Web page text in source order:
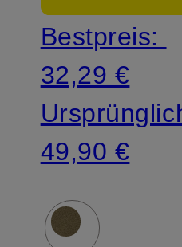
Bestpreis:
32,29 €
49,90 €